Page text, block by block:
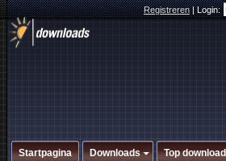
Registreren|Login:
Startpagina Downloads Top